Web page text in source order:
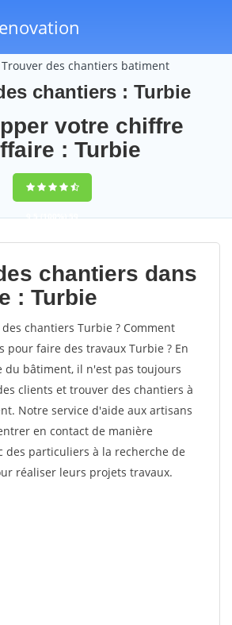
Trouver des chantiers batiment
chantiers : Turbie
votre chiffre
: Turbie
9,5(100%)59
votes
chantiers dans
: Turbie
chantiers Turbie ? Comment
pour faire des travaux Turbie ? En
bâtiment, il n'est pas toujours
clients et trouver des chantiers à
Notre service d'aide aux artisans
en contact de manière
des particuliers à la recherche de
réaliser leurs projets travaux.